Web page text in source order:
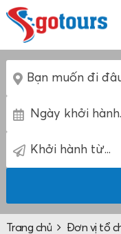
Trang chủ Đơn vị tổ